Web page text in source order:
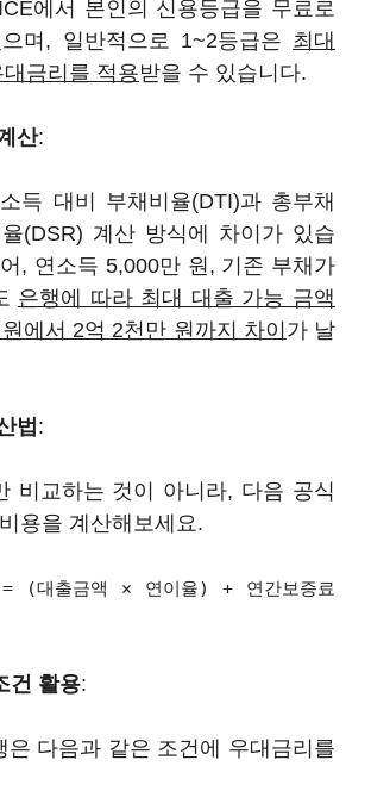
에서 본인의 신용등급을 무료로
며, 일반적으로 1~2등급은 최대
금리를 적용받을 수 있습니다.
산:
득 대비 부채비율(DTI)과 총부채
율(DSR) 계산 방식에 차이가 있습
, 연소득 5,000만 원, 기존 부채가
은행에 따라 최대 대출 가능 금액
에서 2억 2천만 원까지 차이가 날
법 :
비교하는 것이 아니라, 다음 공식
용을 계산해보세요.
(대출금액 × 연이율) + 연간보증료
건 활용:
은 다음과 같은 조건에 우대금리를